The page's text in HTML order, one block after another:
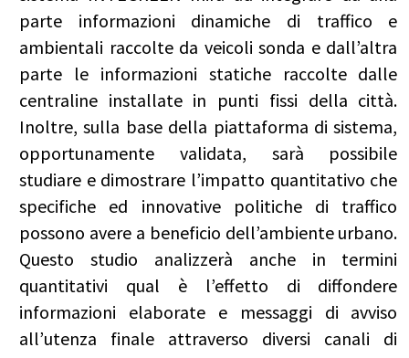
parte informazioni dinamiche di traffico e
ambientali raccolte da veicoli sonda e dall’altra
parte le informazioni statiche raccolte dalle
centraline installate in punti fissi della città.
Inoltre, sulla base della piattaforma di sistema,
opportunamente validata, sarà possibile
studiare e dimostrare l’impatto quantitativo che
specifiche ed innovative politiche di traffico
possono avere a beneficio dell’ambiente urbano.
Questo studio analizzerà anche in termini
quantitativi qual è l’effetto di diffondere
informazioni elaborate e messaggi di avviso
all’utenza finale attraverso diversi canali di